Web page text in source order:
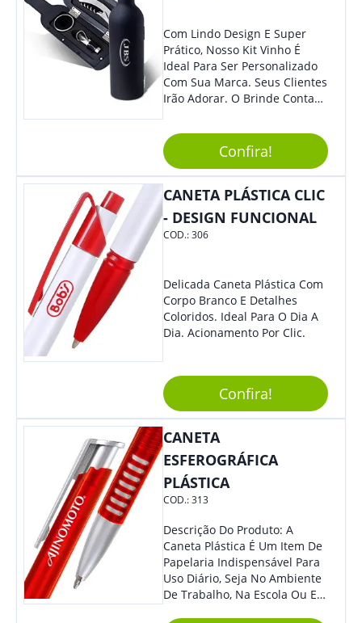
Com Lindo Design E Super
Prático, Nosso Kit Vinho É
Ideal Para Ser Personalizado
Com Sua Marca. Seus Clientes
Irão Adorar. O Brinde Conta
Estojo Emborrachado. Demais,
Não É?!
Confira!
CANETA PLÁSTICA CLIC
- DESIGN FUNCIONAL
COD.:306
Delicada Caneta Plástica Com
Corpo Branco E Detalhes
Coloridos. Ideal Para O Dia A
Dia. Acionamento Por Clic.
Confira!
CANETA
ESFEROGRÁFICA
PLÁSTICA
COD.:313
Descrição Do Produto: A
Caneta Plástica É Um Item De
Papelaria Indispensável Para
Uso Diário, Seja No Ambiente
De Trabalho, Na Escola Ou Em